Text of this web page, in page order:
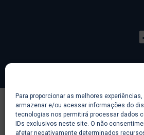
Para proporcionar as melhores
armazenar e/ou acessar informações do
tecnologias nos permitirá processar dados
IDs exclusivos neste site. O não
afetar negativamente determinados